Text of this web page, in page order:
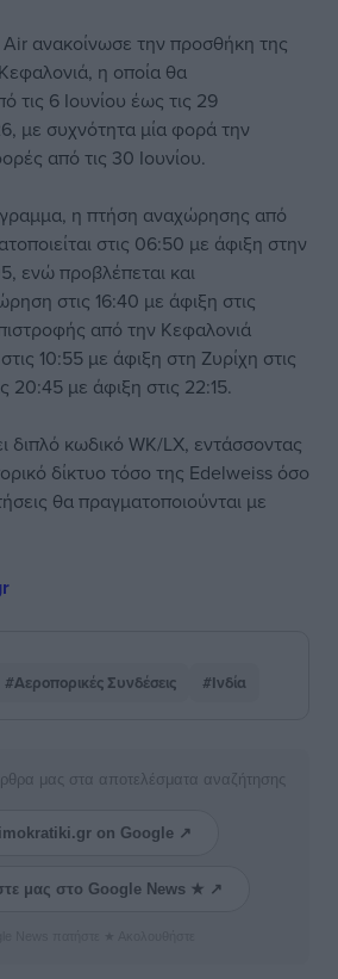
ανακοίνωσε την προσθήκη της
η οποία θα
τις 6 Ιουνίου έως τις 29
με συχνότητα μία φορά την
από τις 30 Ιουνίου.
η πτήση αναχώρησης από
στις 06:50 με άφιξη στην
ενώ προβλέπεται και
στις 16:40 με άφιξη στις
από την Κεφαλονιά
10:55 με άφιξη στη Ζυρίχη στις
20:45 με άφιξη στις 22:15.
διπλό κωδικό WK/LX, εντάσσοντας
δίκτυο τόσο της Edelweiss όσο
θα πραγματοποιούνται με
#Αεροπορικές Συνδέσεις #Ινδία
μας στα αποτελέσματα αναζήτησης
on Google ↗
μας στο Google News ★ ↗